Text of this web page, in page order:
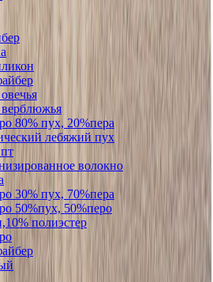
80% пух, 20%пера
лебяжий пух
волокно
30% пух, 70%пера
50%пух, 50%перо
полиэстер